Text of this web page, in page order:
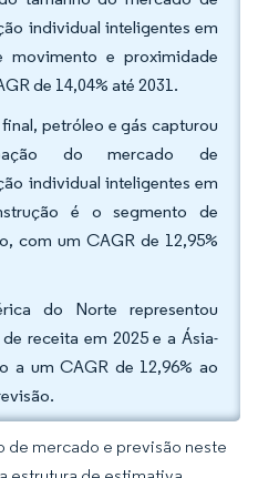
individual inteligentes em
movimento e proximidade
de 14,04% até 2031.
petróleo e gás capturou
do mercado de
individual inteligentes em
é o segmento de
com um CAGR de 12,95%
do Norte representou
receita em 2025 e a Ásia-
a um CAGR de 12,96% ao
de mercado e previsão neste